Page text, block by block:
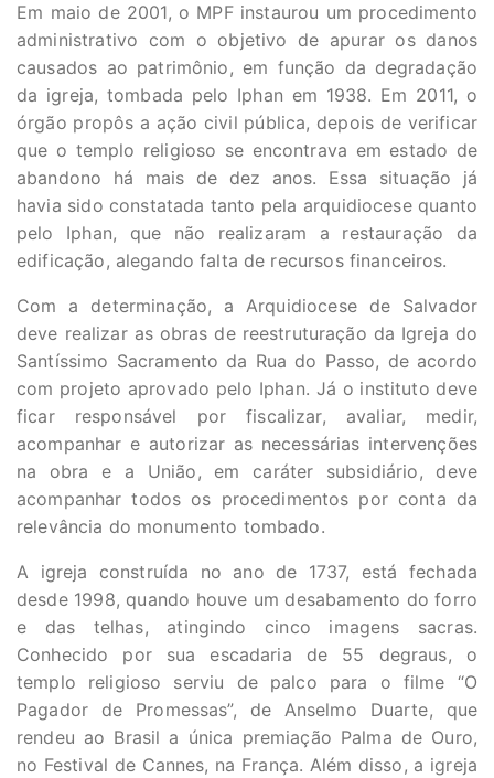
Em maio de 2001, o MPF instaurou um procedimento
administrativo com o objetivo de apurar os danos
causados ao patrimônio, em função da degradação
da igreja, tombada pelo Iphan em 1938. Em 2011, o
órgão propôs a ação civil pública, depois de verificar
que o templo religioso se encontrava em estado de
abandono há mais de dez anos. Essa situação já
havia sido constatada tanto pela arquidiocese quanto
pelo Iphan, que não realizaram a restauração da
edificação, alegando falta de recursos financeiros.
Com a determinação, a Arquidiocese de Salvador
deve realizar as obras de reestruturação da Igreja do
Santíssimo Sacramento da Rua do Passo, de acordo
com projeto aprovado pelo Iphan. Já o instituto deve
ficar responsável por fiscalizar, avaliar, medir,
acompanhar e autorizar as necessárias intervenções
na obra e a União, em caráter subsidiário, deve
acompanhar todos os procedimentos por conta da
relevância do monumento tombado.
A igreja construída no ano de 1737, está fechada
desde 1998, quando houve um desabamento do forro
e das telhas, atingindo cinco imagens sacras.
Conhecido por sua escadaria de 55 degraus, o
templo religioso serviu de palco para o filme “O
Pagador de Promessas”, de Anselmo Duarte, que
rendeu ao Brasil a única premiação Palma de Ouro,
no Festival de Cannes, na França. Além disso, a igreja